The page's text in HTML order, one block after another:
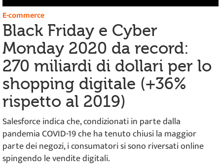
E-commerce
Black Friday e Cyber
Monday 2020 da record:
270 miliardi di dollari per lo
shopping digitale (+36%
rispetto al 2019)
Salesforce indica che, condizionati in parte dalla
pandemia COVID-19 che ha tenuto chiusi la maggior
parte dei negozi, i consumatori si sono riversati online
spingendo le vendite digitali.